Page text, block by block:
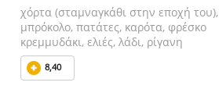
χόρτα (σταμναγκάθι στην εποχή του),
μπρόκολο, πατάτες, καρότα, φρέσκο
κρεμμυδάκι, ελιές, λάδι, ρίγανη
8,40